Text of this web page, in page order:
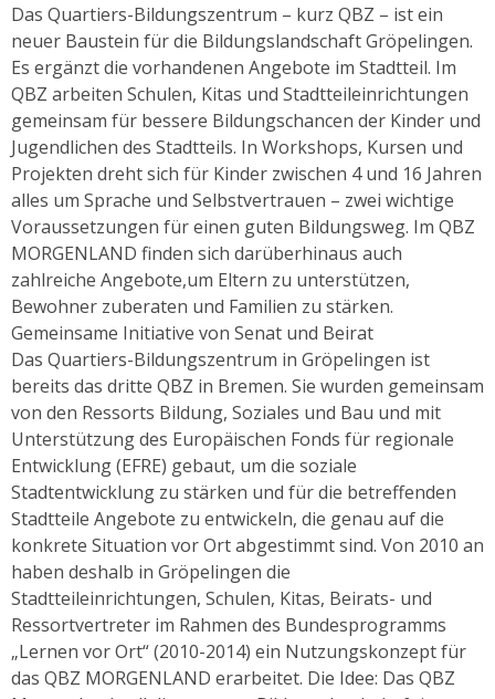
Das Quartiers-Bildungszentrum – kurz QBZ – ist ein
neuer Baustein für die Bildungslandschaft Gröpelingen.
Es ergänzt die vorhandenen Angebote im Stadtteil. Im
QBZ arbeiten Schulen, Kitas und Stadtteileinrichtungen
gemeinsam für bessere Bildungschancen der Kinder und
Jugendlichen des Stadtteils. In Workshops, Kursen und
Projekten dreht sich für Kinder zwischen 4 und 16 Jahren
alles um Sprache und Selbstvertrauen – zwei wichtige
Voraussetzungen für einen guten Bildungsweg. Im QBZ
MORGENLAND finden sich darüberhinaus auch
zahlreiche Angebote,um Eltern zu unterstützen,
Bewohner zuberaten und Familien zu stärken.
Gemeinsame Initiative von Senat und Beirat
Das Quartiers-Bildungszentrum in Gröpelingen ist
bereits das dritte QBZ in Bremen. Sie wurden gemeinsam
von den Ressorts Bildung, Soziales und Bau und mit
Unterstützung des Europäischen Fonds für regionale
Entwicklung (EFRE) gebaut, um die soziale
Stadtentwicklung zu stärken und für die betreffenden
Stadtteile Angebote zu entwickeln, die genau auf die
konkrete Situation vor Ort abgestimmt sind. Von 2010 an
haben deshalb in Gröpelingen die
Stadtteileinrichtungen, Schulen, Kitas, Beirats- und
Ressortvertreter im Rahmen des Bundesprogramms
„Lernen vor Ort“ (2010-2014) ein Nutzungskonzept für
das QBZ MORGENLAND erarbeitet. Die Idee: Das QBZ